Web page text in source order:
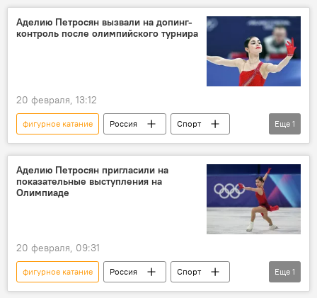
Аделию Петросян вызвали на допинг-
контроль после олимпийского турнира
20 февраля, 13:12
фигурное катание Россия
Спорт
Аделия Петросян
Еще 1
Аделию Петросян пригласили на
показательные выступления на
Олимпиаде
20 февраля, 09:31
фигурное катание Россия
Спорт
Аделия Петросян
Еще 1